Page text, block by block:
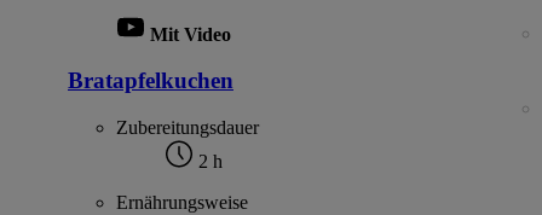
Mit Video
Bratapfelkuchen
Zubereitungsdauer
2 h
Ernährungsweise